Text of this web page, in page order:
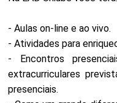
- Aulas on-line e ao vivo.
- Atividades para
- Encontros
extracurriculares
presenciais.